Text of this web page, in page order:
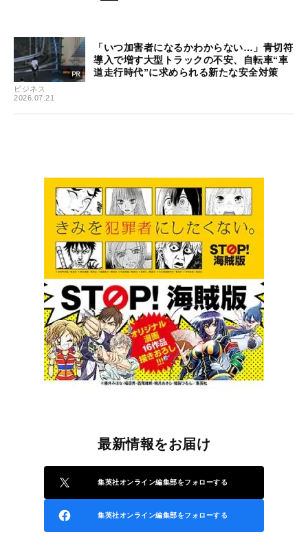
ビジネス
2026.07.21
「いつ加害者になるかわからない…」青切符
導入で増す大型トラックの不安、自転車“車
道走行時代”に求められる新たな安全対策
最新情報をお届け
集英社オンライン編集部をフォローする
集英社オンライン編集部をフォローする